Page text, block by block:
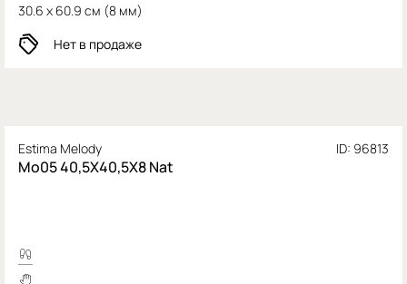
30.6 x 60.9 см (8 мм)
Нет в продаже
Estima Melody ID: 96813
Mo05 40,5X40,5X8 Nat